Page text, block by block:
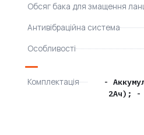
Обсяг бака для змащення
Антивібраційна система
Особливості
Комплектація
-
2Ач); -